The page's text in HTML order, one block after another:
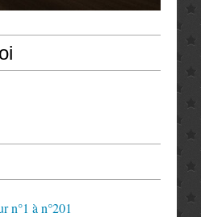
n°1 à n°201